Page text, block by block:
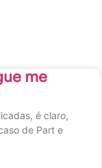
me
é claro,
de Part e